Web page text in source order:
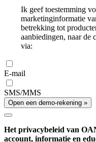
Ik geef toestemming
marketinginformatie
betrekking tot
aanbiedingen, naar de
via:
E-mail
SMS/MMS
Open een demo-rekening »
Het privacybeleid van
account, informatie en